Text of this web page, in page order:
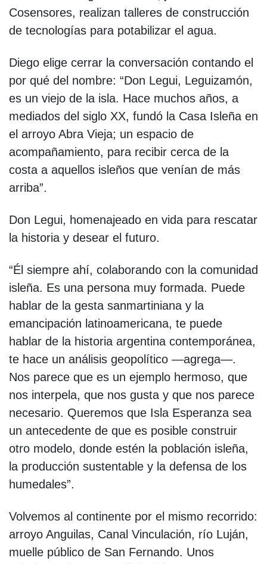
Cosensores, realizan talleres de construcción
de tecnologías para potabilizar el agua.
Diego elige cerrar la conversación contando el
por qué del nombre: “Don Legui, Leguizamón,
es un viejo de la isla. Hace muchos años, a
mediados del siglo XX, fundó la Casa Isleña en
el arroyo Abra Vieja; un espacio de
acompañamiento, para recibir cerca de la
costa a aquellos isleños que venían de más
arriba”.
Don Legui, homenajeado en vida para rescatar
la historia y desear el futuro.
“Él siempre ahí, colaborando con la comunidad
isleña. Es una persona muy formada. Puede
hablar de la gesta sanmartiniana y la
emancipación latinoamericana, te puede
hablar de la historia argentina contemporánea,
te hace un análisis geopolítico —agrega—.
Nos parece que es un ejemplo hermoso, que
nos interpela, que nos gusta y que nos parece
necesario. Queremos que Isla Esperanza sea
un antecedente de que es posible construir
otro modelo, donde estén la población isleña,
la producción sustentable y la defensa de los
humedales”.
Volvemos al continente por el mismo recorrido:
arroyo Anguilas, Canal Vinculación, río Luján,
muelle público de San Fernando. Unos